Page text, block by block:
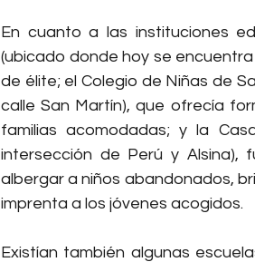
En cuanto a las instituciones
(ubicado donde hoy se
de élite; el Colegio de Niñas de
calle San Martín), que ofrecía
familias acomodadas; y la
intersección de Perú y Alsina),
albergar a niños abandonados,
imprenta a los jóvenes acogidos.
Existían también algunas